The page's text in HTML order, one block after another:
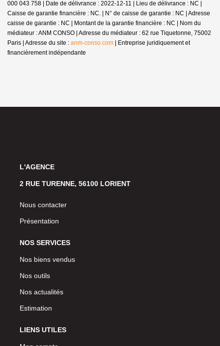
000 043 758 | Date de délivrance : 2022-12-11 | Lieu de délivrance : NC |
Caisse de garantie financière : NC. | N° de caisse de garantie : NC | Adresse
caisse de garantie : NC | Montant de la garantie financière : NC | Nom du
médiateur : ANM CONSO | Adresse du médiateur : 62 rue Tiquetonne, 75002
Paris | Adresse du site : anm-conso.com | Entreprise juridiquement et
financièrement indépendante
L'AGENCE
2 RUE TURENNE, 56100 LORIENT
Nous contacter
Présentation
NOS SERVICES
Nos biens vendus
Nos outils
Nos actualités
Estimation
LIENS UTILES